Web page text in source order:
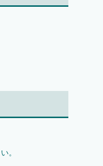
。